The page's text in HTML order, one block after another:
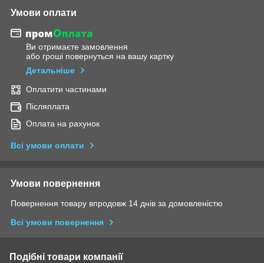
Умови оплати
Ви отримаєте замовлення
або гроші повернуться на вашу картку
Детальніше
Оплатити частинами
Післяплата
Оплата на рахунок
Всі умови оплати
Умови повернення
Повернення товару впродовж 14 днів за домовленістю
Всі умови повернення
Подібні товари компанії